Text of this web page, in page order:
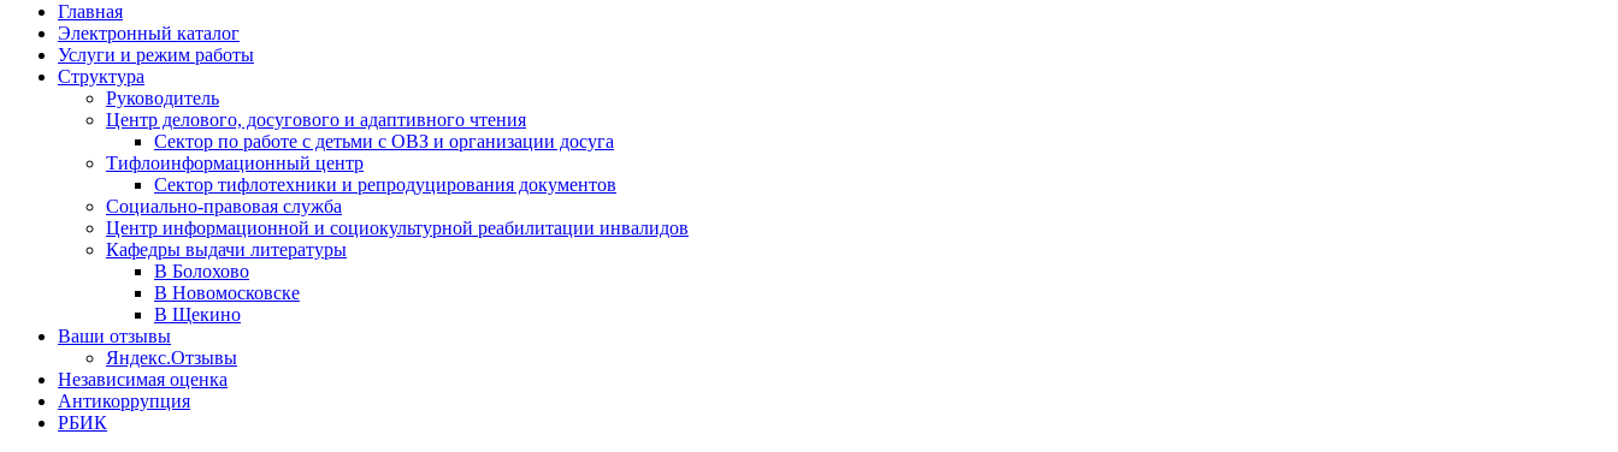
Главная
Электронный каталог
Услуги и режим работы
Структура
Руководитель
Центр делового, досугового и адаптивного чтения
Сектор по работе с детьми с ОВЗ и организации досуга
Тифлоинформационный центр
Сектор тифлотехники и репродуцирования документов
Социально-правовая служба
Центр информационной и социокультурной реабилитации инвалидов
Кафедры выдачи литературы
В Болохово
В Новомосковске
В Щекино
Ваши отзывы
Яндекс.Отзывы
Независимая оценка
Антикоррупция
РБИК